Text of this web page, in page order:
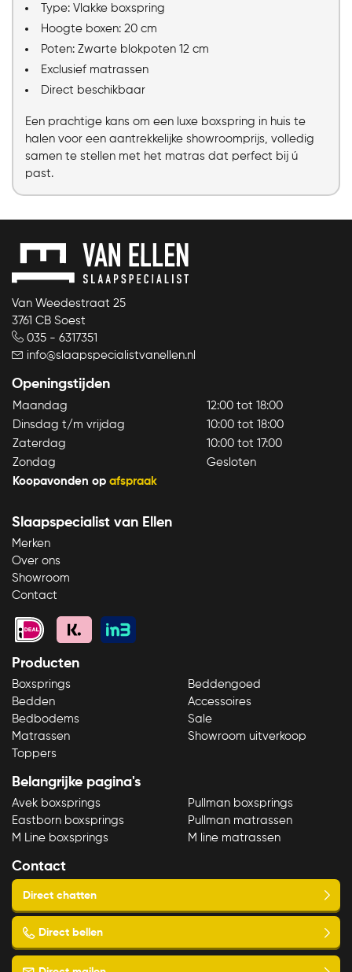
Type: Vlakke boxspring
Hoogte boxen: 20 cm
Poten: Zwarte blokpoten 12 cm
Exclusief matrassen
Direct beschikbaar
Een prachtige kans om een luxe boxspring in huis te
halen voor een aantrekkelijke showroomprijs, volledig
samen te stellen met het matras dat perfect bij ú
past.
Van Weedestraat 25
3761 CB Soest
035 - 6317351
info@slaapspecialistvanellen.nl
Openingstijden
Maandag
12:00 tot 18:00
Dinsdag t/m vrijdag
10:00 tot 18:00
Zaterdag
10:00 tot 17:00
Zondag
Gesloten
Koopavonden op afspraak
Slaapspecialist van Ellen
Merken
Over ons
Showroom
Contact
Producten
Boxsprings
Bedden
Bedbodems
Matrassen
Toppers
Beddengoed
Accessoires
Sale
Showroom uitverkoop
Belangrijke pagina's
Avek boxsprings
Eastborn boxsprings
M Line boxsprings
Pullman boxsprings
Pullman matrassen
M line matrassen
Contact